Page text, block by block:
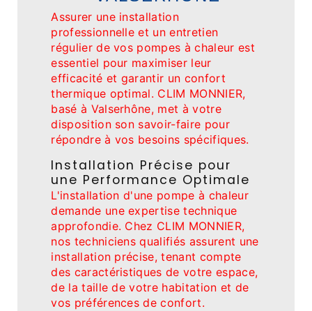
Assurer une installation
professionnelle et un entretien
régulier de vos pompes à chaleur est
essentiel pour maximiser leur
efficacité et garantir un confort
thermique optimal. CLIM MONNIER,
basé à Valserhône, met à votre
disposition son savoir-faire pour
répondre à vos besoins spécifiques.
Installation Précise pour
une Performance Optimale
L'installation d'une pompe à chaleur
demande une expertise technique
approfondie. Chez CLIM MONNIER,
nos techniciens qualifiés assurent une
installation précise, tenant compte
des caractéristiques de votre espace,
de la taille de votre habitation et de
vos préférences de confort.